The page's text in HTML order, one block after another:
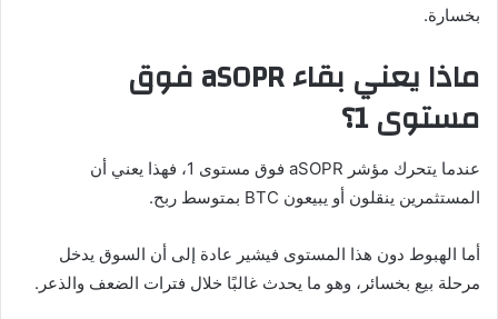
بخسارة.
ماذا يعني بقاء aSOPR فوق
مستوى 1؟
عندما يتحرك مؤشر aSOPR فوق مستوى 1، فهذا يعني أن
المستثمرين ينقلون أو يبيعون BTC بمتوسط ربح.
أما الهبوط دون هذا المستوى فيشير عادة إلى أن السوق يدخل
مرحلة بيع بخسائر، وهو ما يحدث غالبًا خلال فترات الضعف والذعر.